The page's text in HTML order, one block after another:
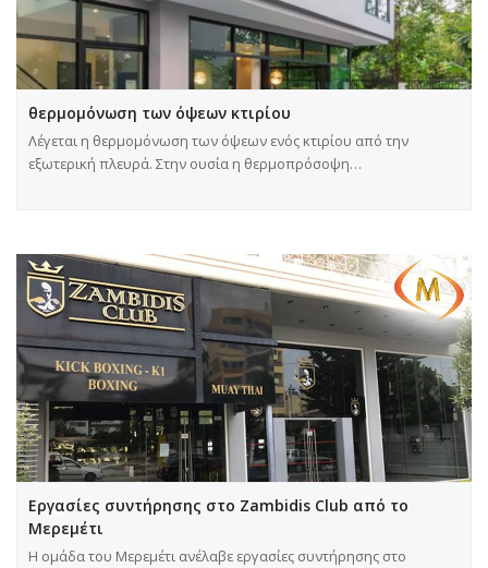
θερμομόνωση των όψεων κτιρίου
Λέγεται η θερμομόνωση των όψεων ενός κτιρίου από την
εξωτερική πλευρά. Στην ουσία η θερμοπρόσοψη…
Εργασίες συντήρησης στο Zambidis Club από το
Μερεμέτι
Η ομάδα του Μερεμέτι ανέλαβε εργασίες συντήρησης στο